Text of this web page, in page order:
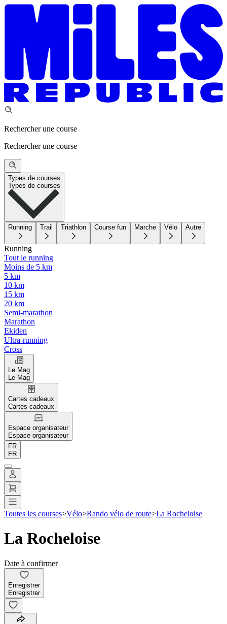
Rechercher une course
Rechercher une course
Types de courses
Types de courses
Running Trail Triathlon Course fun Marche Vélo Autre
Running
Tout le running
Moins de 5 km
5 km
10 km
15 km
20 km
Semi-marathon
Marathon
Ekiden
Ultra-running
Cross
Le Mag
Le Mag
Cartes cadeaux
Cartes cadeaux
Espace organisateur
Espace organisateur
FR
FR
Toutes les courses>Vélo>Rando vélo de route>La Rocheloise
La Rocheloise
Date à confirmer
Enregistrer
Enregistrer